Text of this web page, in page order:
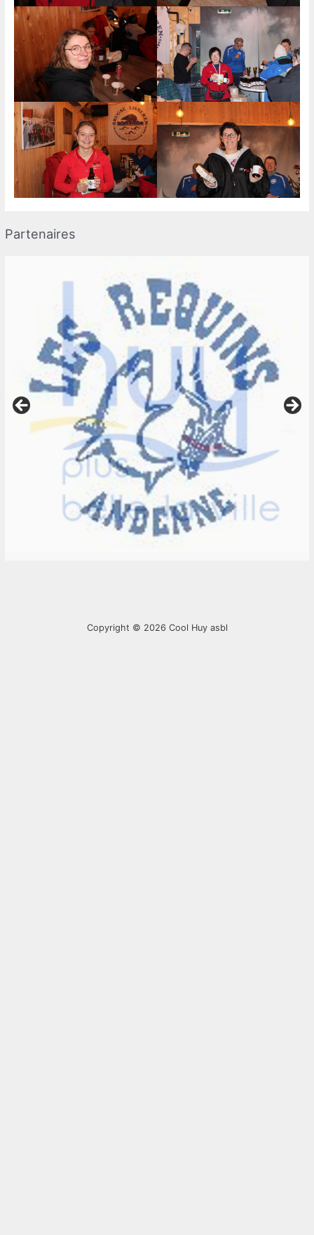
Partenaires
Copyright © 2026 Cool Huy asbl